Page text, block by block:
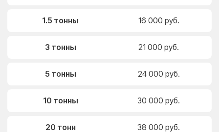
1.5 тонны 16 000 руб.
3 тонны 21 000 руб.
5 тонны 24 000 руб.
10 тонны 30 000 руб.
20 тонн 38 000 руб.